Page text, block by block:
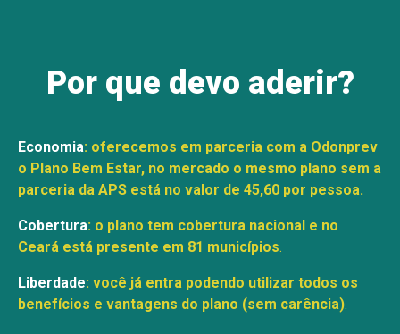
Por que devo aderir?
Economia: oferecemos em parceria com a Odonprev
o Plano Bem Estar, no mercado o mesmo plano sem a
parceria da APS está no valor de 45,60 por pessoa.
Cobertura: o plano tem cobertura nacional e no
Ceará está presente em 81 municípios.
Liberdade: você já entra podendo utilizar todos os
benefícios e vantagens do plano (sem carência).